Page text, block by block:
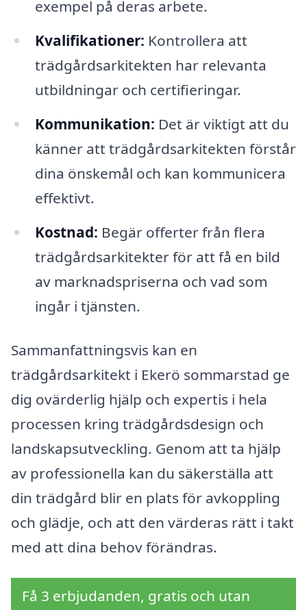
exempel på deras arbete.
Kvalifikationer: Kontrollera att
trädgårdsarkitekten har relevanta
utbildningar och certifieringar.
Kommunikation: Det är viktigt att du
känner att trädgårdsarkitekten förstår
dina önskemål och kan kommunicera
effektivt.
Kostnad: Begär offerter från flera
trädgårdsarkitekter för att få en bild
av marknadspriserna och vad som
ingår i tjänsten.
Sammanfattningsvis kan en
trädgårdsarkitekt i Ekerö sommarstad ge
dig ovärderlig hjälp och expertis i hela
processen kring trädgårdsdesign och
landskapsutveckling. Genom att ta hjälp
av professionella kan du säkerställa att
din trädgård blir en plats för avkoppling
och glädje, och att den värderas rätt i takt
med att dina behov förändras.
Få 3 erbjudanden, gratis och utan